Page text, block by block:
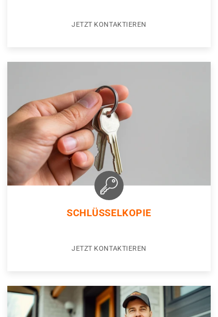
JETZT KONTAKTIEREN
SCHLÜSSELKOPIE
JETZT KONTAKTIEREN